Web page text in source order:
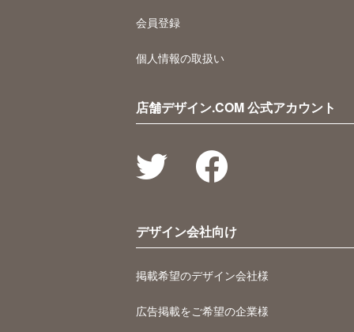
会員登録
個人情報の取扱い
店舗デザイン.COM 公式アカウント
デザイン会社向け
掲載希望のデザイン会社様
広告掲載をご希望の企業様